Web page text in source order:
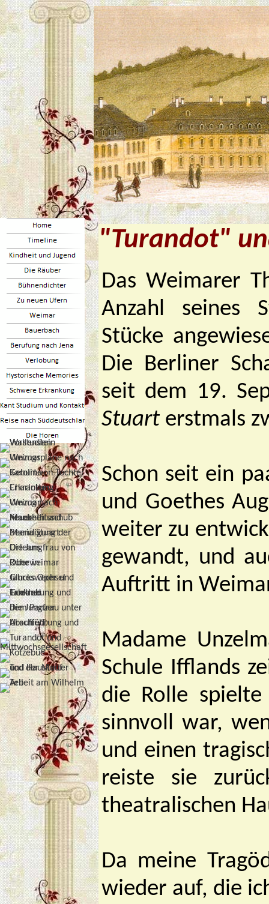
"Turandot"
Das Weimarer
Anzahl seines
Stücke
Die Berliner
seit dem 19.
Stuart erstmals
Schon seit ein
und Goethes
weiter zu
gewandt, und
Auftritt in
Madame
Schule Ifflands
die Rolle
sinnvoll war,
und einen
reiste sie
theatralischen
Da meine
wieder auf, die